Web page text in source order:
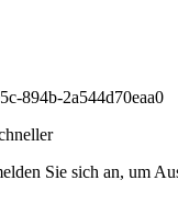
894b-2a544d70eaa0
Sie sich an, um